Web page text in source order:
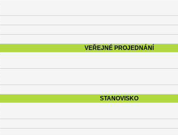
VEŘEJNÉ PROJEDNÁNÍ
STANOVISKO